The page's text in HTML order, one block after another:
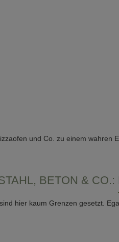
und Co. zu einem wahren
BETON & CO.:
hier kaum Grenzen gesetzt.